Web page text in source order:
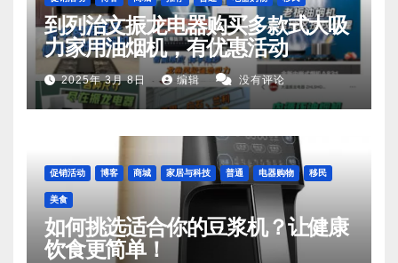
到列治文振龙电器购买多款式大吸
力家用油烟机，有优惠活动
2025年 3月 8日 编辑 没有评论
促销活动 博客 商城 家居与科技 普通 电器购物 移民
美食
如何挑选适合你的豆浆机？让健康
饮食更简单！